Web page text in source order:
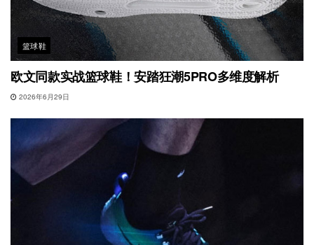
篮球鞋
欧文同款实战篮球鞋！安踏狂潮5PRO多维度解析
2026年6月29日